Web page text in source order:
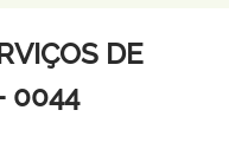
DE
0044